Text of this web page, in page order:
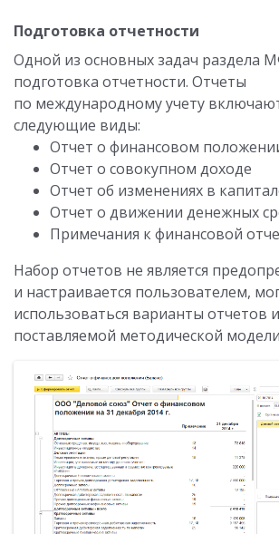
Подготовка отчетности
Одной из основных задач раздела
подготовка отчетности. Отчеты
по международному учету
следующие виды:
Отчет о финансовом
Отчет о совокупном доходе
Отчет об изменениях в
Отчет о движении денежных
Примечания к финансовой
Набор отчетов не является
и настраивается пользователем,
использоваться варианты отчетов
поставляемой методической